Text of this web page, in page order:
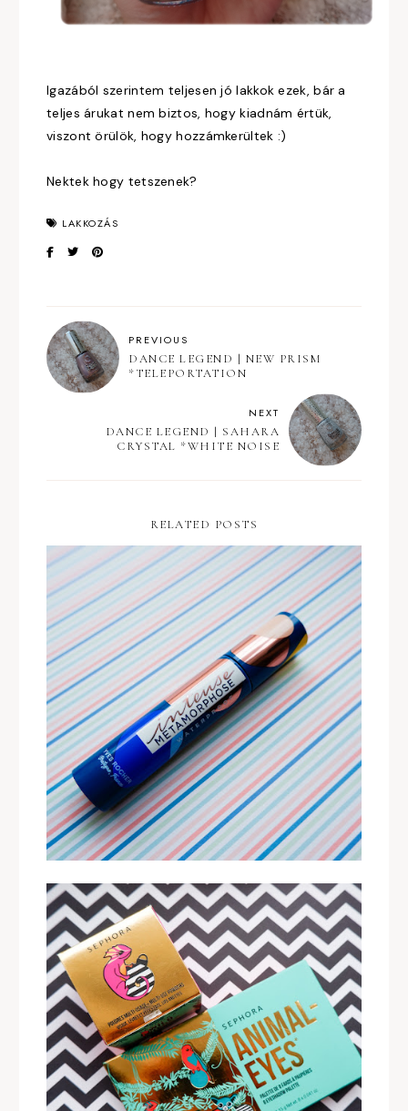
Igazából szerintem teljesen jó lakkok ezek, bár a
teljes árukat nem biztos, hogy kiadnám értük,
viszont örülök, hogy hozzámkerültek :)
Nektek hogy tetszenek?
LAKKOZÁS
PREVIOUS
DANCE LEGEND | NEW PRISM
*TELEPORTATION
NEXT
DANCE LEGEND | SAHARA
CRYSTAL *WHITE NOISE
RELATED POSTS